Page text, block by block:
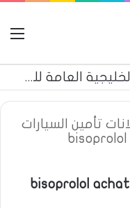
التأمين الشامل من شركة الخليجية العامة للتأمين
تأمين السيارات
bisoprolol